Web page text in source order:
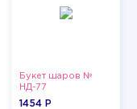
Букет шаров №
НД-77
1454 P